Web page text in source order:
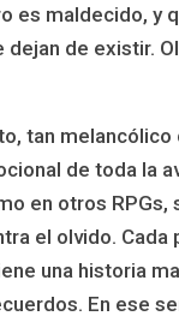
es maldecido, y
de existir.
tan
de toda la
en otros RPGs,
el olvido. Cada
una historia
En ese